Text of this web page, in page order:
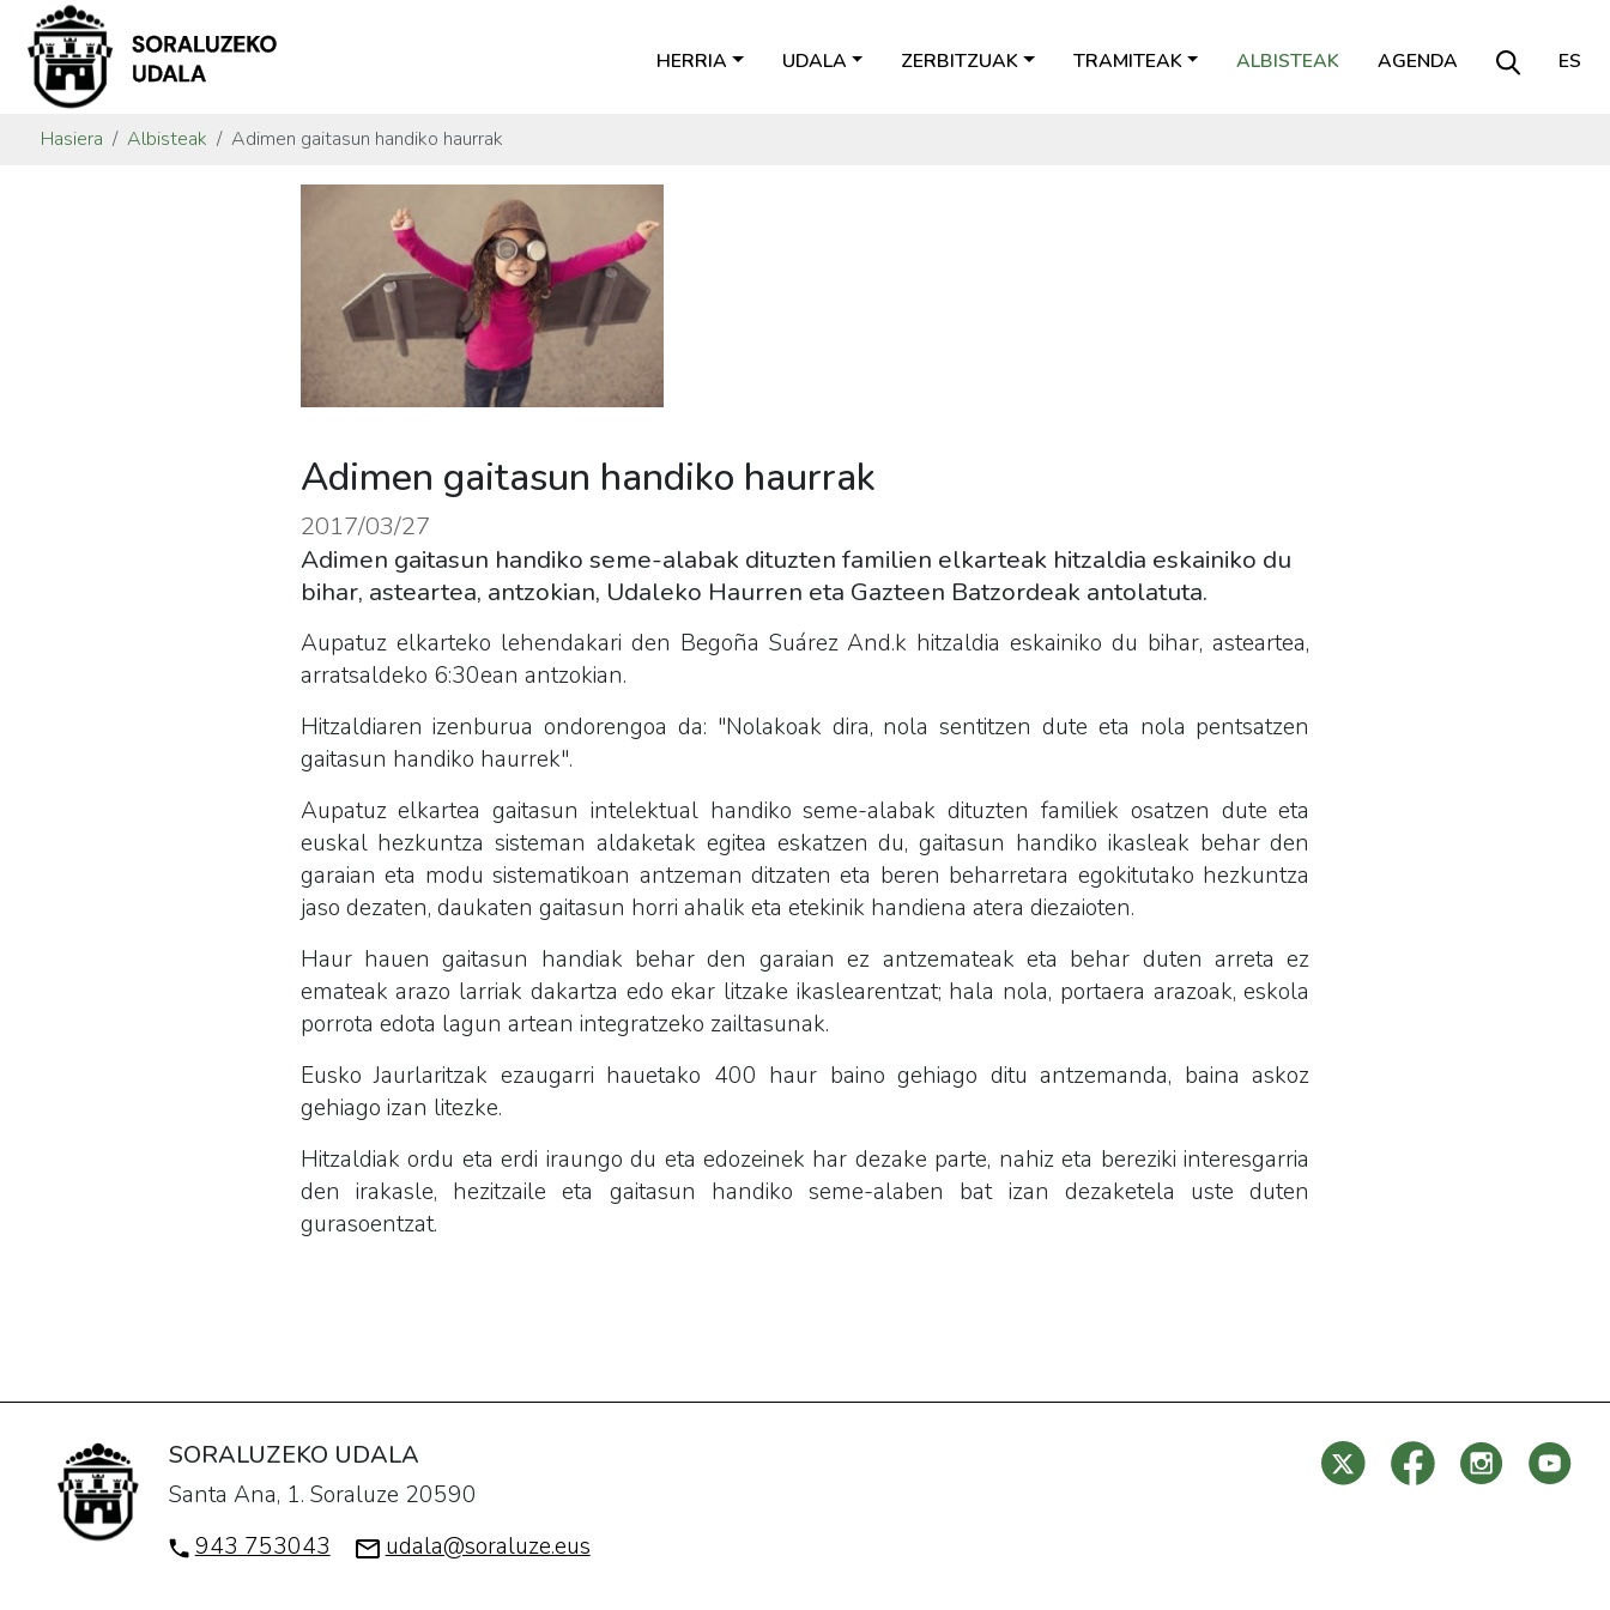
HERRIA UDALA ZERBITZUAK TRAMITEAK ALBISTEAK AGENDA ES
Hasiera Albisteak Adimen gaitasun handiko haurrak
Adimen gaitasun handiko haurrak
2017/03/27
Adimen gaitasun handiko seme-alabak dituzten familien elkarteak hitzaldia eskainiko du
bihar, asteartea, antzokian, Udaleko Haurren eta Gazteen Batzordeak antolatuta.
Aupatuz elkarteko lehendakari den Begoña Suárez And.k hitzaldia eskainiko du bihar, asteartea,
arratsaldeko 6:30ean antzokian.
Hitzaldiaren izenburua ondorengoa da: "Nolakoak dira, nola sentitzen dute eta nola pentsatzen
gaitasun handiko haurrek".
Aupatuz elkartea gaitasun intelektual handiko seme-alabak dituzten familiek osatzen dute eta
euskal hezkuntza sisteman aldaketak egitea eskatzen du, gaitasun handiko ikasleak behar den
garaian eta modu sistematikoan antzeman ditzaten eta beren beharretara egokitutako hezkuntza
jaso dezaten, daukaten gaitasun horri ahalik eta etekinik handiena atera diezaioten.
Haur hauen gaitasun handiak behar den garaian ez antzemateak eta behar duten arreta ez
emateak arazo larriak dakartza edo ekar litzake ikaslearentzat; hala nola, portaera arazoak, eskola
porrota edota lagun artean integratzeko zailtasunak.
Eusko Jaurlaritzak ezaugarri hauetako 400 haur baino gehiago ditu antzemanda, baina askoz
gehiago izan litezke.
Hitzaldiak ordu eta erdi iraungo du eta edozeinek har dezake parte, nahiz eta bereziki interesgarria
den irakasle, hezitzaile eta gaitasun handiko seme-alaben bat izan dezaketela uste duten
gurasoentzat.
SORALUZEKO UDALA
Santa Ana, 1. Soraluze 20590
943 753043
udala@soraluze.eus